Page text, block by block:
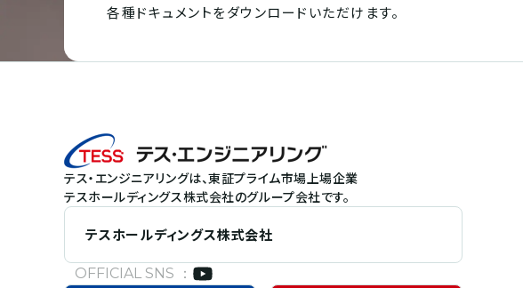
各種ドキュメントをダウンロードいただけます。
テス・エンジニアリングは、東証プライム市場上場企業
テスホールディングス株式会社のグループ会社です。
テスホールディングス株式会社
OFFICIAL SNS ：